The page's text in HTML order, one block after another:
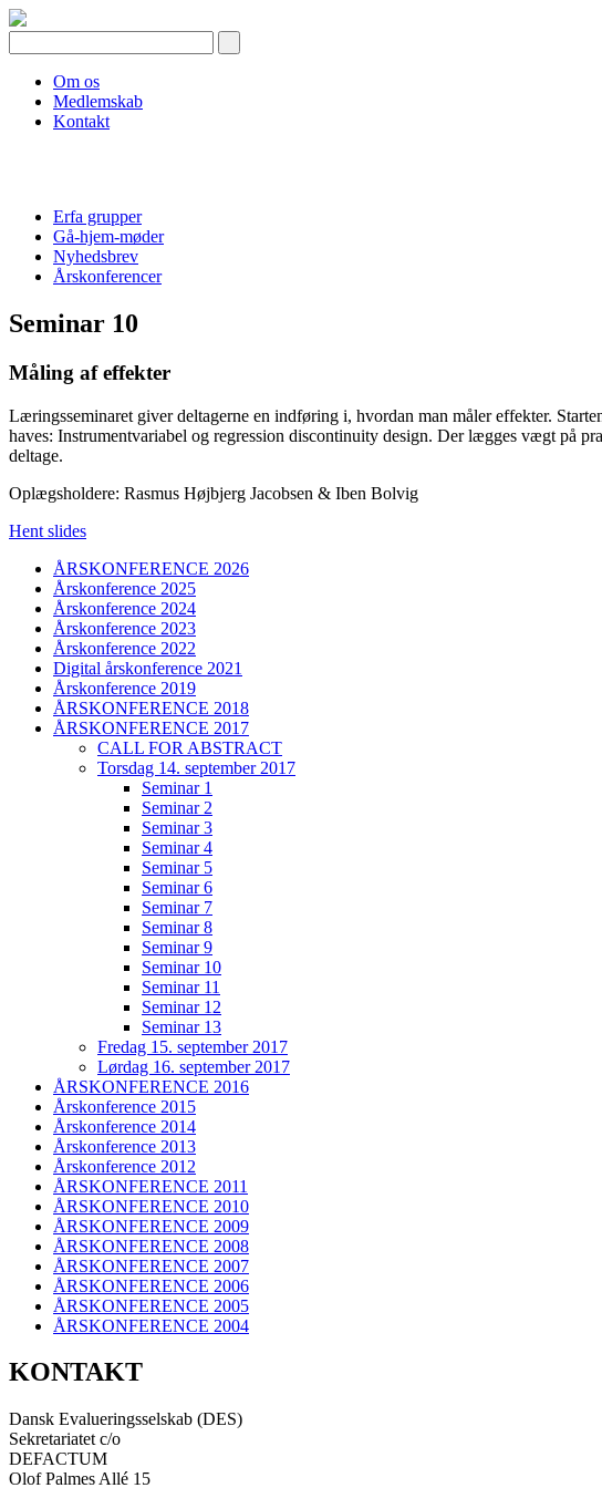
Skip
to
content
Om os
Medlemskab
Kontakt
Erfa grupper
Gå-hjem-møder
Nyhedsbrev
Årskonferencer
Seminar 10
Måling af effekter
Læringsseminaret giver deltagerne en indføring i, hvordan man måler effekter.
haves: Instrumentvariabel og regression discontinuity design. Der lægges vægt på
deltage.
Oplægsholdere: Rasmus Højbjerg Jacobsen & Iben Bolvig
Hent slides
ÅRSKONFERENCE 2026
Årskonference 2025
Årskonference 2024
Årskonference 2023
Årskonference 2022
Digital årskonference 2021
Årskonference 2019
ÅRSKONFERENCE 2018
ÅRSKONFERENCE 2017
CALL FOR ABSTRACT
Torsdag 14. september 2017
Seminar 1
Seminar 2
Seminar 3
Seminar 4
Seminar 5
Seminar 6
Seminar 7
Seminar 8
Seminar 9
Seminar 10
Seminar 11
Seminar 12
Seminar 13
Fredag 15. september 2017
Lørdag 16. september 2017
ÅRSKONFERENCE 2016
Årskonference 2015
Årskonference 2014
Årskonference 2013
Årskonference 2012
ÅRSKONFERENCE 2011
ÅRSKONFERENCE 2010
ÅRSKONFERENCE 2009
ÅRSKONFERENCE 2008
ÅRSKONFERENCE 2007
ÅRSKONFERENCE 2006
ÅRSKONFERENCE 2005
ÅRSKONFERENCE 2004
KONTAKT
Dansk Evalueringsselskab (DES)
Sekretariatet c/o
DEFACTUM
Olof Palmes Allé 15